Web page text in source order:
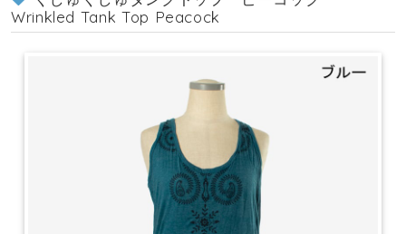
Wrinkled Tank Top Peacock